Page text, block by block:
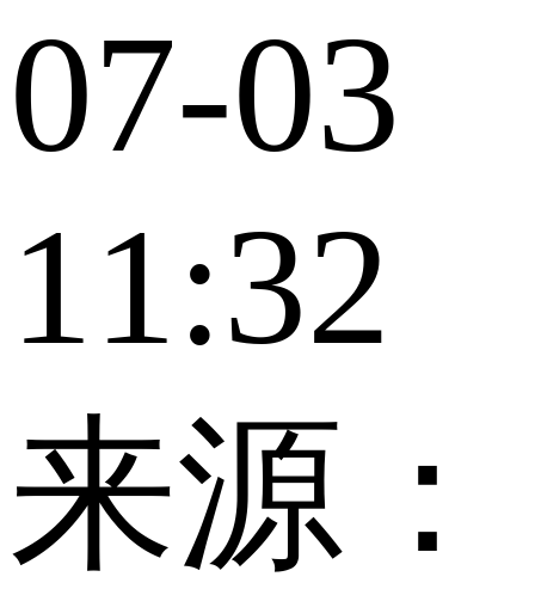
07-03
11:32
来源：